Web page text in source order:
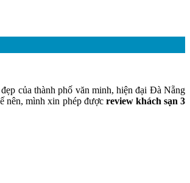
của thành phố văn minh, hiện đại Đà Nẵng
nên, mình xin phép được review khách sạn 3